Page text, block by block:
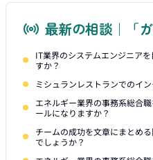
最新の相談｜「
IT業界のシステムエンジニア
すか？
ミシュランレストランでのイ
エネルギー業界の事務系総合
ールになりますか？
チームの成功を文章にまとめ
でしょうか？